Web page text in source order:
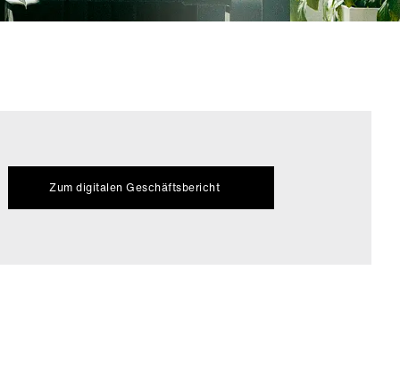
Zum digitalen Geschäftsbericht